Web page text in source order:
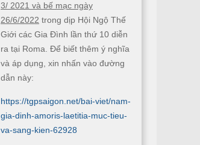
3/ 2021 và bế mạc ngày
26/6/2022 trong dịp Hội Ngộ Thế
Giới các Gia Đình lần thứ 10 diễn
ra tại Roma. Để biết thêm ý nghĩa
và áp dụng, xin nhấn vào đường
dẫn này:
https://tgpsaigon.net/bai-viet/nam-
gia-dinh-amoris-laetitia-muc-tieu-
va-sang-kien-62928